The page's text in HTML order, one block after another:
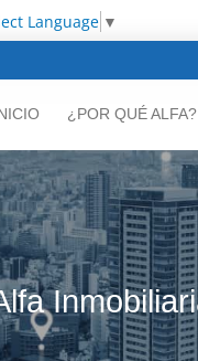
Language ▼
¿POR QUÉ ALFA?